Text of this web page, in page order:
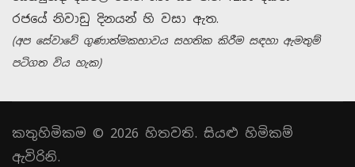
රජයේ නිවාඩු දිනයන් හි වසා ඇත.
(අප සේවාවේ ගුණාත්මකභාවය සහතික කිරීම සඳහා ඇමතුම්
පටිගත විය හැක)
කතුහිමිකම © 2026 හිතවති. සියළු හිමිකම්
ඇවිරිනි.